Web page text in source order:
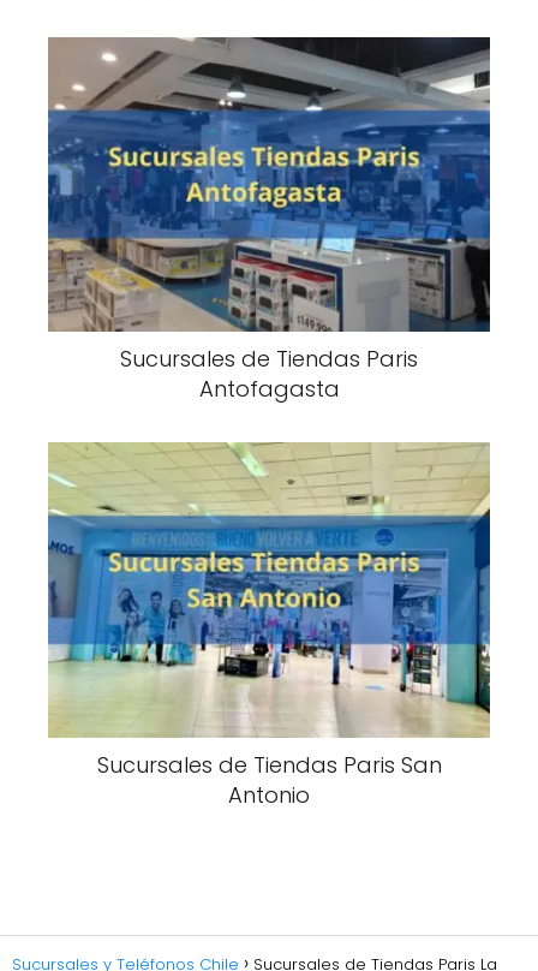
Sucursales de Tiendas Paris
Antofagasta
Sucursales de Tiendas Paris San
Antonio
Sucursales y Teléfonos Chile Sucursales de Tiendas Paris La